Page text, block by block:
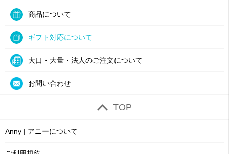
商品について
ギフト対応について
大口・大量・法人のご注文について
お問い合わせ
TOP
Anny | アニーについて